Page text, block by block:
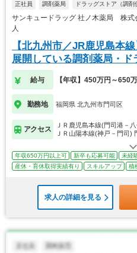
正社員 調剤薬局 ドラッグストア（調剤
サンキュードラッグ 社ノ木薬局 株式
人
【北九州市／JR鹿児島本
展開している調剤薬局・ド
給与 【年収】450万円～650
勤務地 福岡県 北九州市門司区
アクセス
ＪＲ鹿児島本線(門司港－
ＪＲ山陽本線(神戸－門司)
年収650万円以上可 新卒も応募可能 未経
産休・育休取得実績有り
スキルアップ 積
求人の詳細を見る